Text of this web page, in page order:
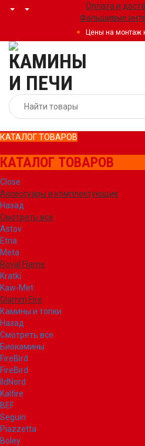
Оплата и
Фальшивые
Цены на монтаж
КАТАЛОГ ТОВАРОВ
КАТАЛОГ ТОВАРОВ
Close
Аксессуары и комплектующие
Назад
Смотреть все
Astov
Etna
Meta
Royal Flame
Kratki
Kaw-Met
Glamm Fire
Камины и топки
Назад
Смотреть все
Биокамины
FireBird
FireBird
IldNord
Kalfire
BEF
Seguin
Piazzetta
Boley